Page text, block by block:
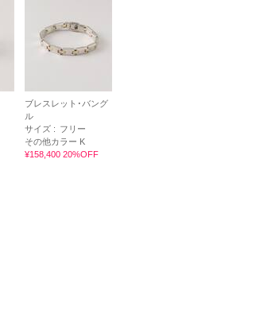
ブレスレット･バング
ル
サイズ : フリー
その他カラー K
¥158,400 20%OFF